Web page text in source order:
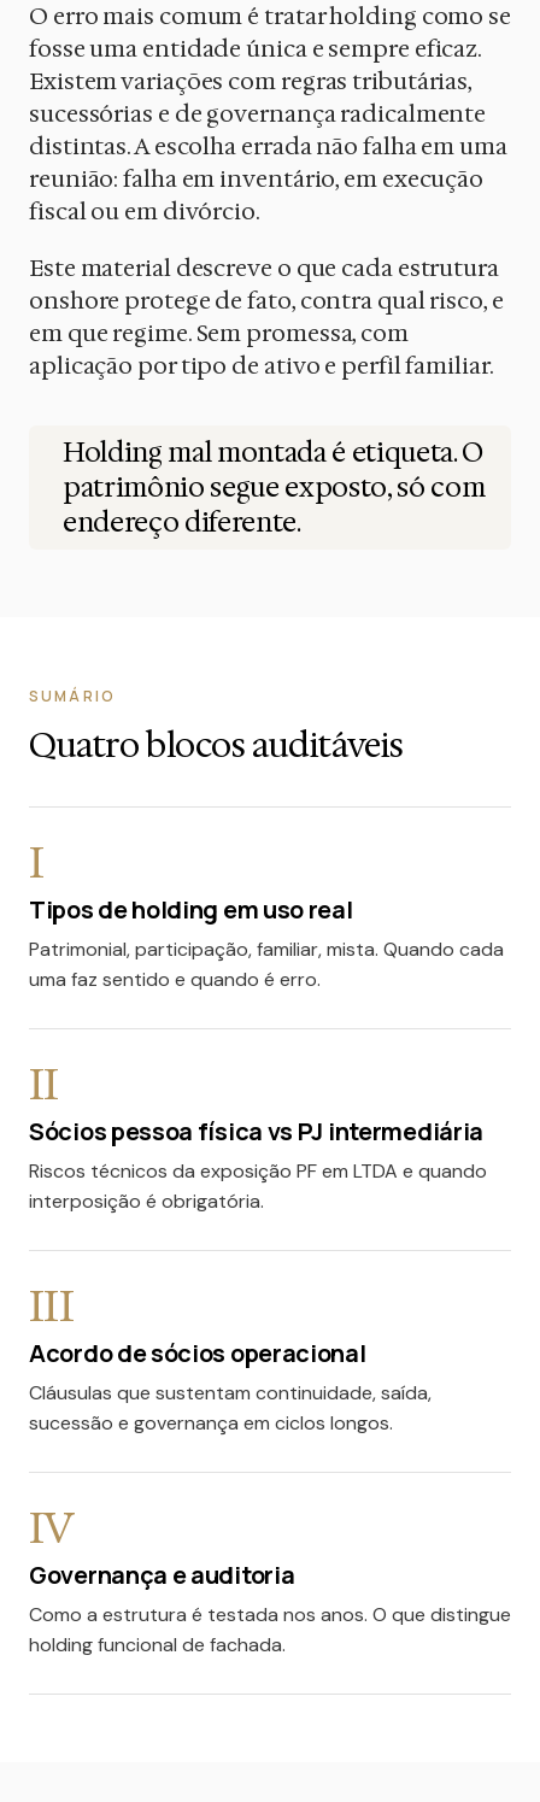
O erro mais comum é tratar holding como se
fosse uma entidade única e sempre eficaz.
Existem variações com regras tributárias,
sucessórias e de governança radicalmente
distintas. A escolha errada não falha em uma
reunião: falha em inventário, em execução
fiscal ou em divórcio.
Este material descreve o que cada estrutura
onshore protege de fato, contra qual risco, e
em que regime. Sem promessa, com
aplicação por tipo de ativo e perfil familiar.
Holding mal montada é etiqueta. O
patrimônio segue exposto, só com
endereço diferente.
SUMÁRIO
Quatro blocos auditáveis
I
Tipos de holding em uso real
Patrimonial, participação, familiar, mista. Quando cada
uma faz sentido e quando é erro.
II
Sócios pessoa física vs PJ intermediária
Riscos técnicos da exposição PF em LTDA e quando
interposição é obrigatória.
III
Acordo de sócios operacional
Cláusulas que sustentam continuidade, saída,
sucessão e governança em ciclos longos.
IV
Governança e auditoria
Como a estrutura é testada nos anos. O que distingue
holding funcional de fachada.